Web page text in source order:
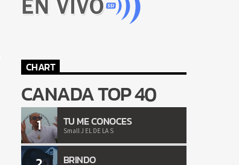
CHART
CANADA TOP 40
1 TU ME CONOCES
Small J EL DE LA S
BRINDO